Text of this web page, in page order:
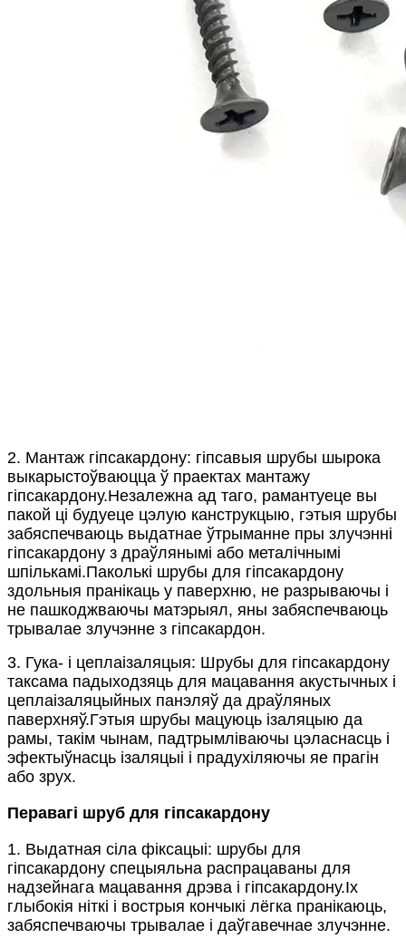
2. Мантаж гіпсакардону: гіпсавыя шрубы шырока
выкарыстоўваюцца ў праектах мантажу
гіпсакардону.Незалежна ад таго, рамантуеце вы
пакой ці будуеце цэлую канструкцыю, гэтыя шрубы
забяспечваюць выдатнае ўтрыманне пры злучэнні
гіпсакардону з драўлянымі або металічнымі
шпількамі.Паколькі шрубы для гіпсакардону
здольныя пранікаць у паверхню, не разрываючы і
не пашкоджваючы матэрыял, яны забяспечваюць
трывалае злучэнне з гіпсакардон.
3. Гука- і цеплаізаляцыя: Шрубы для гіпсакардону
таксама падыходзяць для мацавання акустычных і
цеплаізаляцыйных панэляў да драўляных
паверхняў.Гэтыя шрубы мацуюць ізаляцыю да
рамы, такім чынам, падтрымліваючы цэласнасць і
эфектыўнасць ізаляцыі і прадухіляючы яе прагін
або зрух.
Перавагі шруб для гіпсакардону
1. Выдатная сіла фіксацыі: шрубы для
гіпсакардону спецыяльна распрацаваны для
надзейнага мацавання дрэва і гіпсакардону.Іх
глыбокія ніткі і вострыя кончыкі лёгка пранікаюць,
забяспечваючы трывалае і даўгавечнае злучэнне.